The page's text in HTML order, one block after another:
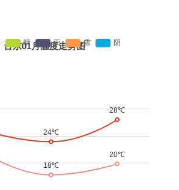
台东01月温度走势图